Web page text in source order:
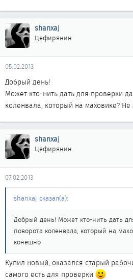
shanxaj
Цефирянин
05.02.2013
Добрый день!
Может кто-нить дать для проверки
коленвала, который на маховике?
shanxaj
Цефирянин
07.02.2013
shanxaj сказал(а):
Добрый день! Может кто-нить дать
поворота коленвала, который на
конешно
Купил новый, оказался старый
самого есть для проверки